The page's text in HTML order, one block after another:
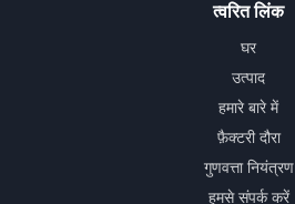
त्वरित लिंक
घर
उत्पाद
हमारे बारे में
फ़ैक्टरी दौरा
गुणवत्ता नियंत्रण
हमसे संपर्क करें